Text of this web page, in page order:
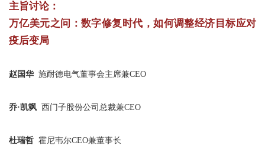
主旨讨论：
万亿美元之问：数字修复时代，如何调整经济目标应对
疫后变局
赵国华 施耐德电气董事会主席兼CEO
乔·凯飒 西门子股份公司总裁兼CEO
杜瑞哲 霍尼韦尔CEO兼董事长